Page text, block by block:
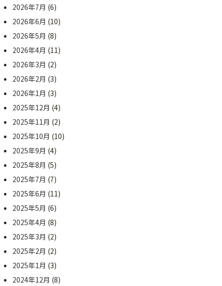
2026年7月 (6)
2026年6月 (10)
2026年5月 (8)
2026年4月 (11)
2026年3月 (2)
2026年2月 (3)
2026年1月 (3)
2025年12月 (4)
2025年11月 (2)
2025年10月 (10)
2025年9月 (4)
2025年8月 (5)
2025年7月 (7)
2025年6月 (11)
2025年5月 (6)
2025年4月 (8)
2025年3月 (2)
2025年2月 (2)
2025年1月 (3)
2024年12月 (8)